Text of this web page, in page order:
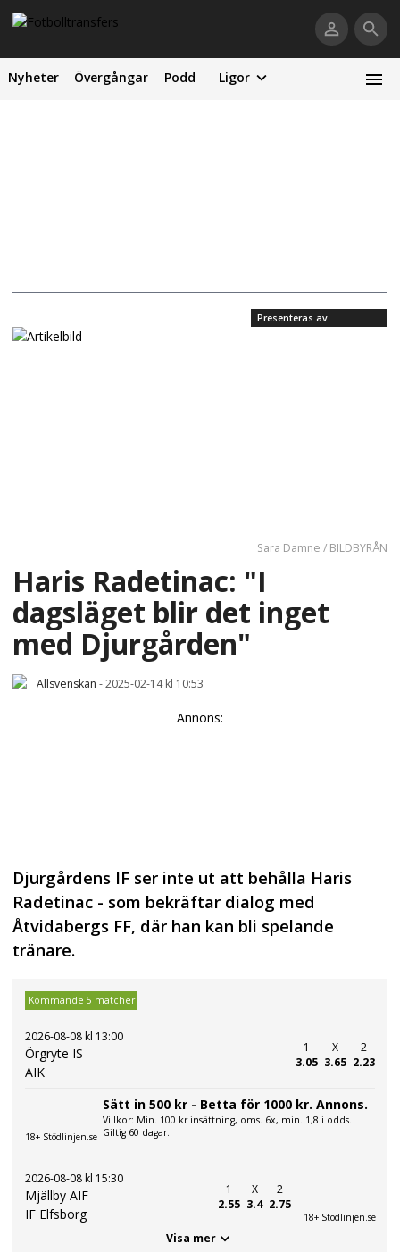
Nyheter Övergångar Podd Ligor
Presenteras av
Sara Damne / BILDBYRÅN
Haris Radetinac: "I
dagsläget blir det inget
med Djurgården"
Allsvenskan -2025-02-14 kl 10:53
Annons:
Djurgårdens IF ser inte ut att behålla Haris
Radetinac - som bekräftar dialog med
Åtvidabergs FF, där han kan bli spelande
tränare.
Kommande 5 matcher
2026-08-08 kl 13:00
Örgryte IS
AIK
1
3.05
X
3.65
2
2.23
18+ Stödlinjen.se
Sätt in 500 kr - Betta för 1000 kr. Annons.
Villkor: Min. 100 kr insättning, oms. 6x, min. 1,8 i odds.
Giltig 60 dagar.
2026-08-08 kl 15:30
Mjällby AIF
IF Elfsborg
1
2.55
X
3.4
2
2.75
18+ Stödlinjen.se
Visa mer